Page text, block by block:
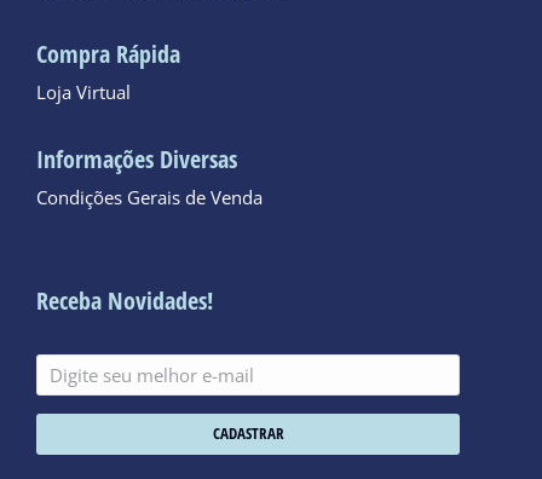
Compra Rápida
Loja Virtual
Informações Diversas
Condições Gerais de Venda
Receba Novidades!
CADASTRAR